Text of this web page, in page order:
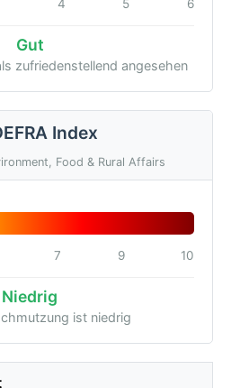
4 5 6
Gut
zufriedenstellend angesehen
Index
Food & Rural Affairs
7 9 10
Niedrig
ist niedrig